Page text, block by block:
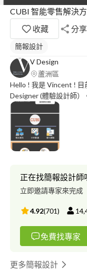
CUBI 智能零售解決
收藏
分享
簡報設計
V Design
蘆洲區
Hello ! 我是 Vincent ! 目
Designer (體驗設計師）
內容與認識近期產業需
另類工作經驗。 自學設
產品提案競賽、設計課
助的項目有： 1. 產品介
作坊教練 5. 簡報設計 (
的合作空間！
正在找簡報設計師
立即邀請專家來完成
4.92(701)
免費找專家
更多簡報設計